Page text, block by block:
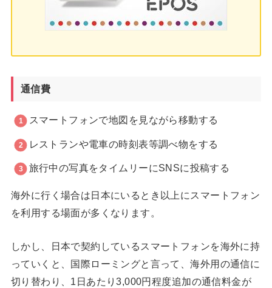
通信費
スマートフォンで地図を見ながら移動する
レストランや電車の時刻表等調べ物をする
旅行中の写真をタイムリーにSNSに投稿する
海外に行く場合は日本にいるとき以上にスマートフォン
を利用する場面が多くなります。
しかし、日本で契約しているスマートフォンを海外に持
っていくと、国際ローミングと言って、海外用の通信に
切り替わり、1日あたり3,000円程度追加の通信料金が